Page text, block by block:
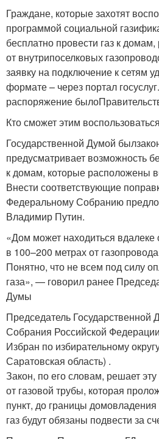
Граждане, которые захотят
программой социальной
бесплатно провести газ к
от внутрипоселковых
заявку на подключение к сетям
формате – через портал
распоряжение
Кто сможет этим
Государственной Думой
предусматривает возможность
к домам, которые расположены
Внести соответствующие
Федеральному Собранию
Владимир Путин.
«Дом может находиться
в 100–200 метрах от
Понятно, что не всем под силу
газа», — говорил ранее
Думы
Председатель
Собрания Российской
Избран по избирательному
Саратовская область) .
Закон, по его словам, решает
от газовой трубы, которая
пункт, до границы домовладения
газ будут обязаны подвести за